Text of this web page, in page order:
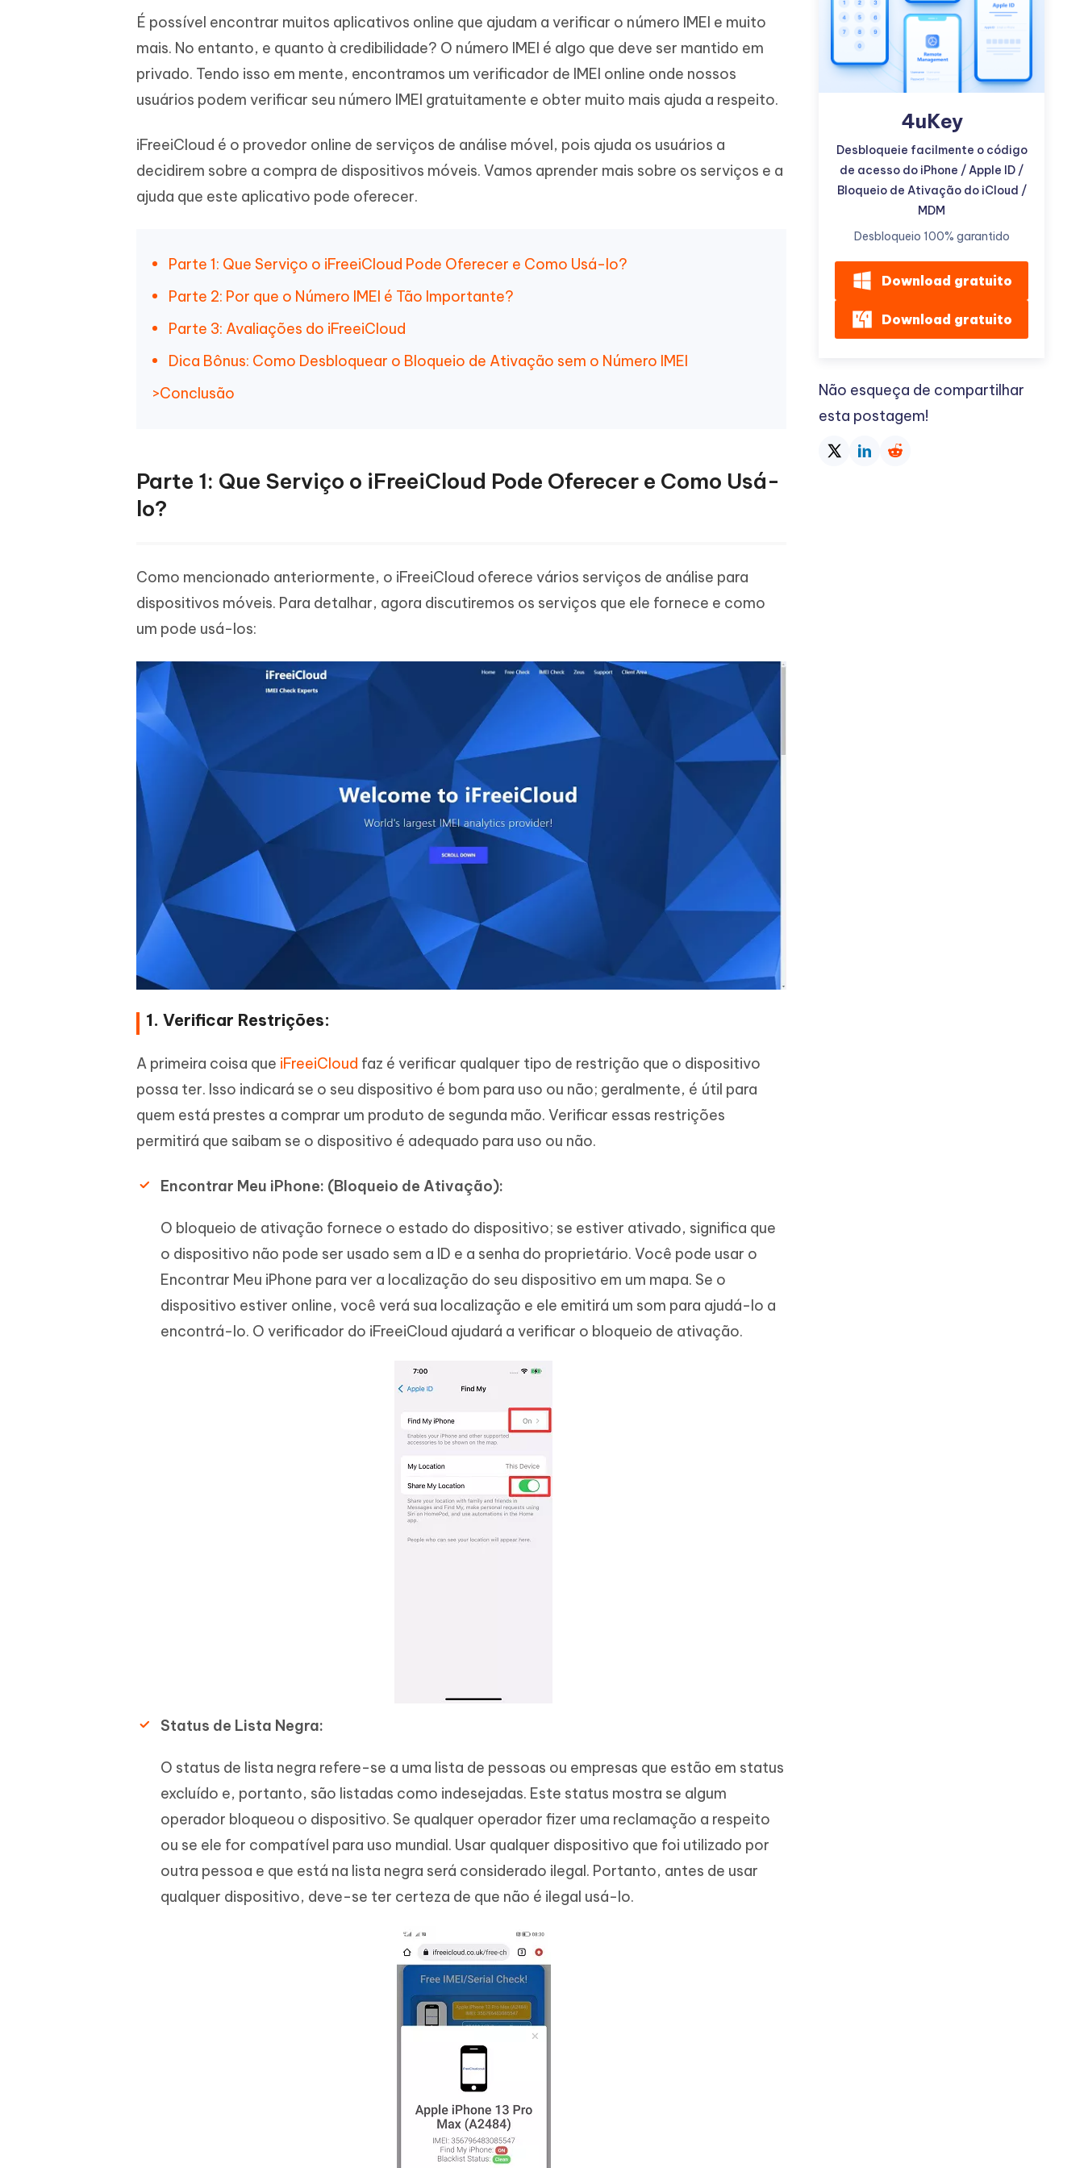
iAnyGo- iOS APP
iAnyGo - APP GPS Falso para
Android
Alterar a localização do Android sem PC
iCareFone Transferir APP
Android/iPhone
UltData for Android APP Cleanup Pro APP
Mais dicas úteis
Escreva de forma mais inteligente,
rápida e melhor com IA
Transforme o conteúdo da IA em algo
semelhante ao humano
É possível encontrar muitos aplicativos online que ajudam a verificar o número IMEI e muito
mais. No entanto, e quanto à credibilidade? O número IMEI é algo que deve ser mantido em
privado. Tendo isso em mente, encontramos um verificador de IMEI online onde nossos
usuários podem verificar seu número IMEI gratuitamente e obter muito mais ajuda a respeito.
iFreeiCloud é o provedor online de serviços de análise móvel, pois ajuda os usuários a
decidirem sobre a compra de dispositivos móveis. Vamos aprender mais sobre os serviços e a
ajuda que este aplicativo pode oferecer.
Parte 1: Que Serviço o iFreeiCloud Pode Oferecer e Como Usá-lo?
Parte 2: Por que o Número IMEI é Tão Importante?
Parte 3: Avaliações do iFreeiCloud
Dica Bônus: Como Desbloquear o Bloqueio de Ativação sem o Número IMEI
>Conclusão
Parte 1: Que Serviço o iFreeiCloud Pode Oferecer e Como Usá-
lo?
Como mencionado anteriormente, o iFreeiCloud oferece vários serviços de análise para
dispositivos móveis. Para detalhar, agora discutiremos os serviços que ele fornece e como
um pode usá-los:
1. Verificar Restrições:
A primeira coisa que iFreeiCloud faz é verificar qualquer tipo de restrição que o dispositivo
possa ter. Isso indicará se o seu dispositivo é bom para uso ou não; geralmente, é útil para
quem está prestes a comprar um produto de segunda mão. Verificar essas restrições
permitirá que saibam se o dispositivo é adequado para uso ou não.
Encontrar Meu iPhone: (Bloqueio de Ativação):
O bloqueio de ativação fornece o estado do dispositivo; se estiver ativado, significa que
o dispositivo não pode ser usado sem a ID e a senha do proprietário. Você pode usar o
Encontrar Meu iPhone para ver a localização do seu dispositivo em um mapa. Se o
dispositivo estiver online, você verá sua localização e ele emitirá um som para ajudá-lo a
encontrá-lo. O verificador do iFreeiCloud ajudará a verificar o bloqueio de ativação.
Status de Lista Negra:
O status de lista negra refere-se a uma lista de pessoas ou empresas que estão em status
excluído e, portanto, são listadas como indesejadas. Este status mostra se algum
operador bloqueou o dispositivo. Se qualquer operador fizer uma reclamação a respeito
ou se ele for compatível para uso mundial. Usar qualquer dispositivo que foi utilizado por
outra pessoa e que está na lista negra será considerado ilegal. Portanto, antes de usar
qualquer dispositivo, deve-se ter certeza de que não é ilegal usá-lo.
4uKey
Desbloqueie facilmente o código
de acesso do iPhone / Apple ID /
Bloqueio de Ativação do iCloud /
MDM
Desbloqueio 100% garantido
Download gratuito
Download gratuito
Não esqueça de compartilhar
esta postagem!